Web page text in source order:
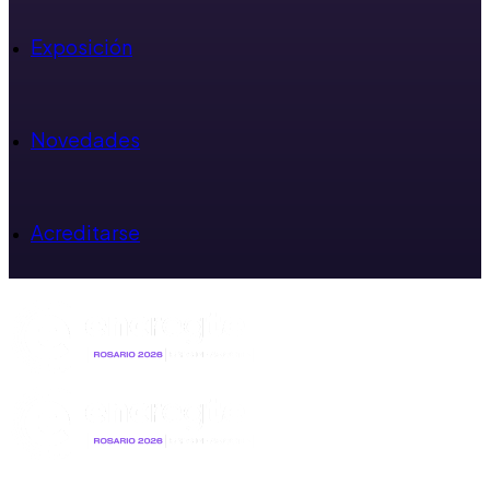
Exposición
Novedades
Acreditarse